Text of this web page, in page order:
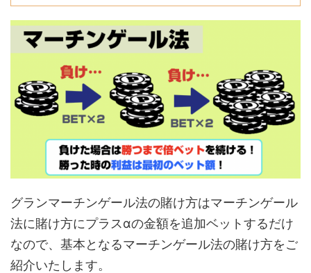
グランマーチンゲール法の賭け方はマーチンゲール
法に賭け方にプラスαの金額を追加ベットするだけ
なので、基本となるマーチンゲール法の賭け方をご
紹介いたします。